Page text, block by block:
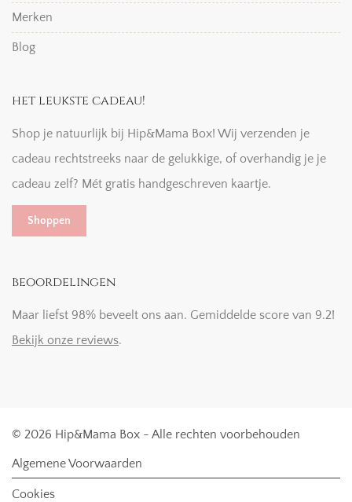
Merken
Blog
het leukste cadeau!
Shop je natuurlijk bij Hip&Mama Box! Wij verzenden je
cadeau rechtstreeks naar de gelukkige, of overhandig je je
cadeau zelf? Mét gratis handgeschreven kaartje.
Shoppen
beoordelingen
Maar liefst 98% beveelt ons aan. Gemiddelde score van 9.2!
Bekijk onze reviews.
© 2026 Hip&Mama Box - Alle rechten voorbehouden
Algemene Voorwaarden
Cookies